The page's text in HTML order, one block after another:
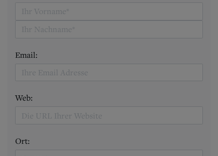
Email:
Web:
Ort: